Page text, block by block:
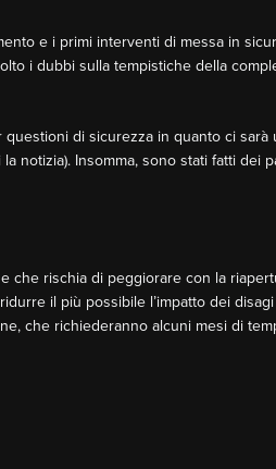
e i primi interventi di messa in
i dubbi sulla tempistiche della
di sicurezza in quanto ci sarà
notizia). Insomma, sono stati fatti dei
che rischia di peggiorare con la
il più possibile l’impatto dei
che richiederanno alcuni mesi di